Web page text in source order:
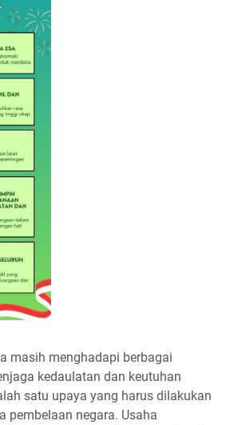
masih menghadapi berbagai
kedaulatan dan keutuhan
satu upaya yang harus dilakukan
pembelaan negara. Usaha